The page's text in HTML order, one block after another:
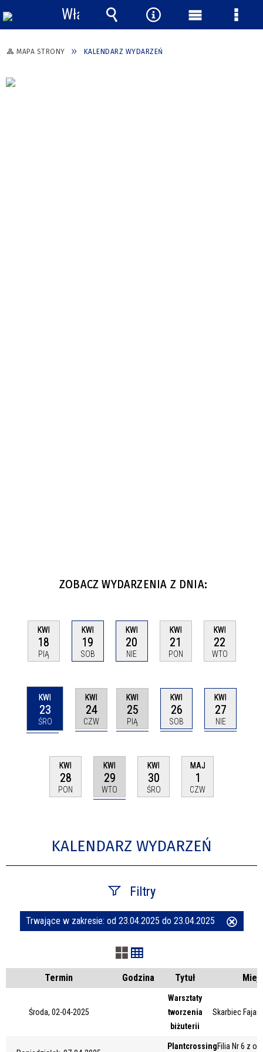
MAPA STRONY KALENDARZ WYDARZEŃ
ZOBACZ WYDARZENIA Z DNIA:
KWI
18
PIĄ
KWI
19
SOB
KWI
20
NIE
KWI
21
PON
KWI
22
WTO
KWI
23
ŚRO
KWI
24
CZW
KWI
25
PIĄ
KWI
26
SOB
KWI
27
NIE
KWI
28
PON
KWI
29
WTO
KWI
30
ŚRO
MAJ
1
CZW
KALENDARZ WYDARZEŃ
Filtry
Szukana fraza
Kategoria
Trwające w zakresie
Trwające w zakresie: od 23.04.2025 do 23.04.2025
Termin Godzina Tytuł
Środa, 02-04-2025
Warsztaty
tworzenia
biżuterii
Skarbiec
PlantcrossingFilia Nr 6 z
Włącz
powiadomienia
Wyszukiwarka
Narzędzia
Menu Menu